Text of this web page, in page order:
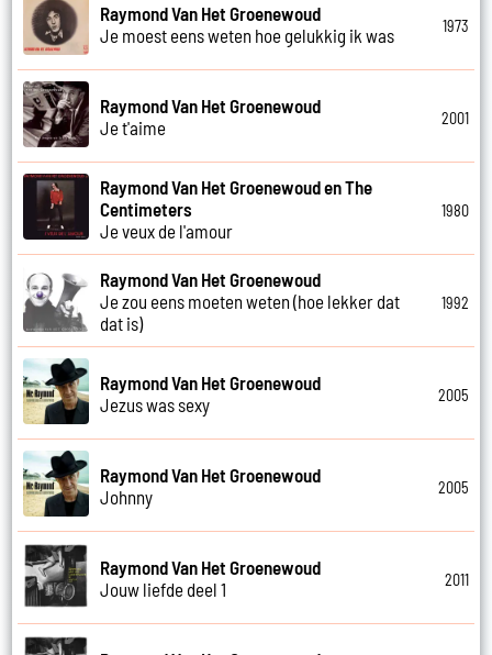
Raymond Van Het Groenewoud
Je moest eens weten hoe gelukkig ik was
1973
Raymond Van Het Groenewoud
Je t'aime
2001
Raymond Van Het Groenewoud en The
Centimeters
Je veux de l'amour
1980
Raymond Van Het Groenewoud
Je zou eens moeten weten (hoe lekker dat
dat is)
1992
Raymond Van Het Groenewoud
Jezus was sexy
2005
Raymond Van Het Groenewoud
Johnny
2005
Raymond Van Het Groenewoud
Jouw liefde deel 1
2011